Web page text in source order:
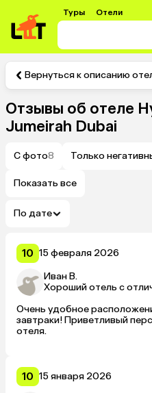
Туры Отели
Вернуться к описанию
Отзывы об отеле
Jumeirah Dubai
С фото8 Только
Показать все
По дате
10 15 февраля 2026
Иван В.
Хороший отель с
Очень удобное
завтраки! Приветливый
10 15 января 2026